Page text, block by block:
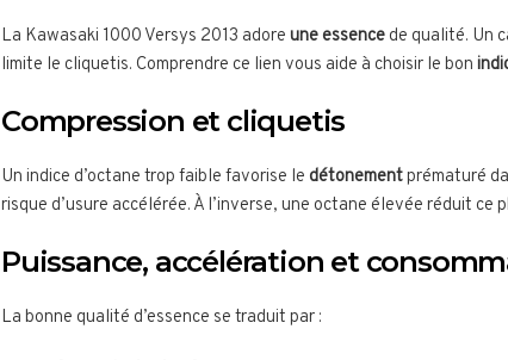
La Kawasaki 1000 Versys 2013 adore une essence de qualité. Un
limite le cliquetis. Comprendre ce lien vous aide à choisir le bon
Compression et cliquetis
Un indice d’octane trop faible favorise le détonementprématuré
risque d’usure accélérée. À l’inverse, une octane élevée réduit
Puissance, accélération et
La bonne qualité d’essence se traduit par :